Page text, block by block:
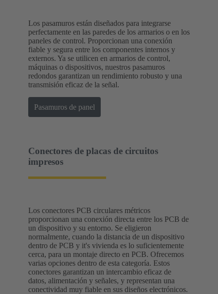
Los pasamuros están diseñados para integrarse
perfectamente en las paredes de los armarios o en los
paneles de control. Proporcionan una conexión
fiable y segura entre los componentes internos y
externos. Ya se utilicen en armarios de control,
máquinas o dispositivos, nuestros pasamuros
redondos garantizan un rendimiento robusto y una
transmisión eficaz de la señal.
Pasamuros de panel
Conectores de placas de circuitos
impresos
Los conectores PCB circulares métricos
proporcionan una conexión directa entre los PCB de
un dispositivo y su entorno. Se eligieron
normalmente, cuando la distancia de un dispositivo
dentro de PCB y it's vivienda es lo suficientemente
cerca, para un montaje directo en PCB. Ofrecemos
varias opciones dentro de esta categoría. Estos
conectores garantizan un intercambio eficaz de
datos, alimentación y señales, y representan una
conectividad muy fiable en sus diseños electrónicos.